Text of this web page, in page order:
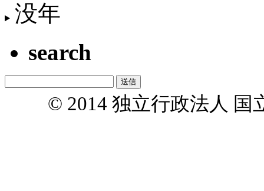
没年
search
© 2014 独立行政法人 国